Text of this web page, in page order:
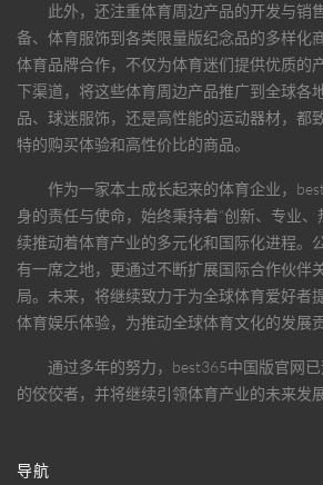
此外，还注重体育周边产品的开发与销
备、体育服饰到各类限量版纪念品的多样化
体育品牌合作，不仅为体育迷们提供优质的
下渠道，将这些体育周边产品推广到全球各
品、球迷服饰，还是高性能的运动器材，都
特的购买体验和高性价比的商品。
作为一家本土成长起来的体育企业，
身的责任与使命，始终秉持着“创新、专业
续推动着体育产业的多元化和国际化进程。
有一席之地，更通过不断扩展国际合作伙伴
局。未来，将继续致力于为全球体育爱好者
体育娱乐体验，为推动全球体育文化的发展
通过多年的努力， best365中国版官网
的佼佼者，并将继续引领体育产业的未来发
导航